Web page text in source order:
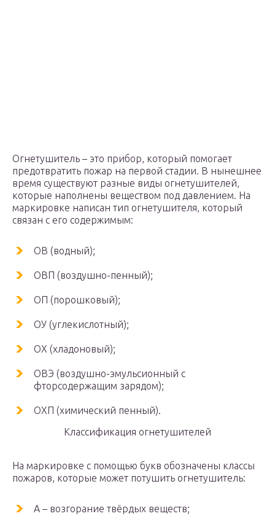
Огнетушитель – это прибор, который помогает
предотвратить пожар на первой стадии. В нынешнее
время существуют разные виды огнетушителей,
которые наполнены веществом под давлением. На
маркировке написан тип огнетушителя, который
связан с его содержимым:
ОВ (водный);
ОВП (воздушно-пенный);
ОП (порошковый);
ОУ (углекислотный);
ОХ (хладоновый);
ОВЭ (воздушно-эмульсионный с
фторсодержащим зарядом);
ОХП (химический пенный).
Классификация огнетушителей
На маркировке с помощью букв обозначены классы
пожаров, которые может потушить огнетушитель:
А – возгорание твёрдых веществ;